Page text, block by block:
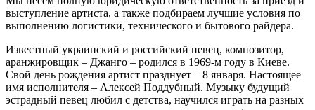
выступление артиста, а также подбираем лучшие условия по
выполнению логистики, технического и бытового райдера.
Известный украинский и российский певец, композитор,
аранжировщик – Джанго – родился в 1969-м году в Киеве.
Свой день рождения артист празднует – 8 января. Настоящее
имя исполнителя – Алексей Поддубный. Музыку будущий
эстрадный певец любил с детства, научился играть на разных